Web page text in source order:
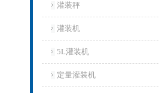
灌装秤
灌装机
5L灌装机
定量灌装机